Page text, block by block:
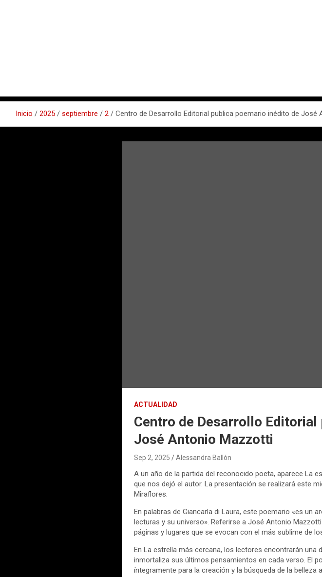
Inicio 2025 septiembre 2 Centro de Desarrollo Editorial publica poemario inédito de José
ACTUALIDAD
Centro de Desarrollo
José Antonio Mazzotti
Sep 2, 2025 Alessandra Ballón
A un año de la partida del reconocido poeta, aparece La
que nos dejó el autor. La presentación se realizará este
Miraflores.
En palabras de Giancarla di Laura, este poemario «es un
lecturas y su universo». Referirse a José Antonio
páginas y lugares que se evocan con el más sublime de
En La estrella más cercana, los lectores encontrarán una
inmortaliza sus últimos pensamientos en cada verso. El
íntegramente para la creación y la búsqueda de la belleza